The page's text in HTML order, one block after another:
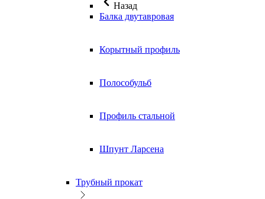
Назад
Балка двутавровая
Корытный профиль
Полособульб
Профиль стальной
Шпунт Ларсена
Трубный прокат